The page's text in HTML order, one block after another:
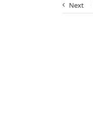
Next